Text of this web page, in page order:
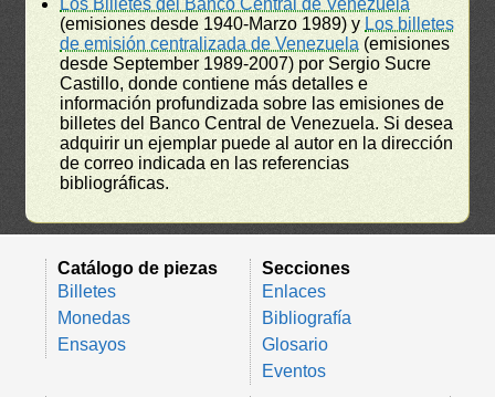
Los Billetes del Banco Central de Venezuela
(emisiones desde 1940-Marzo 1989) y Los billetes
de emisión centralizada de Venezuela (emisiones
desde September 1989-2007) por Sergio Sucre
Castillo, donde contiene más detalles e
información profundizada sobre las emisiones de
billetes del Banco Central de Venezuela. Si desea
adquirir un ejemplar puede al autor en la dirección
de correo indicada en las referencias
bibliográficas.
Catálogo de piezas
Billetes
Monedas
Ensayos
Secciones
Enlaces
Bibliografía
Glosario
Eventos